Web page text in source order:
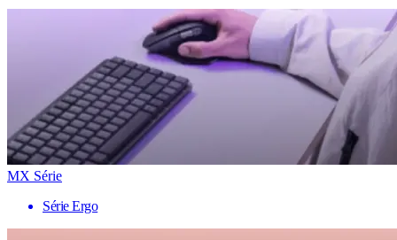
MX Série
Série Ergo